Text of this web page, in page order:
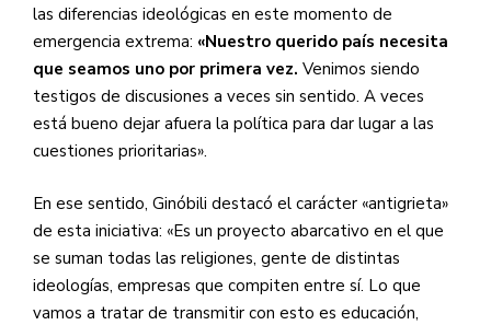
las diferencias ideológicas en este momento de
emergencia extrema: «Nuestro querido país necesita
que seamos uno por primera vez. Venimos siendo
testigos de discusiones a veces sin sentido. A veces
está bueno dejar afuera la política para dar lugar a las
cuestiones prioritarias».
En ese sentido, Ginóbili destacó el carácter «antigrieta»
de esta iniciativa: «Es un proyecto abarcativo en el que
se suman todas las religiones, gente de distintas
ideologías, empresas que compiten entre sí. Lo que
vamos a tratar de transmitir con esto es educación,